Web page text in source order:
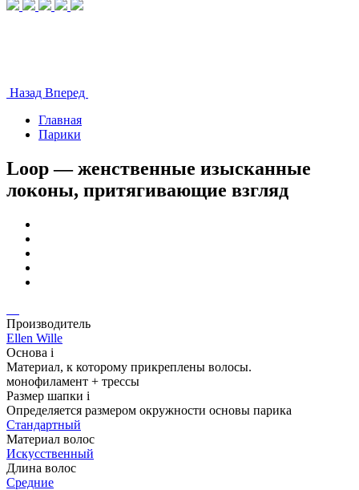
Назад Вперед
Главная
Парики
Loop — женственные изысканные
локоны, притягивающие взгляд
Производитель
Ellen Wille
Основа i
Материал, к которому прикреплены волосы.
монофиламент + трессы
Размер шапки i
Определяется размером окружности основы парика
Стандартный
Материал волос
Искусственный
Длина волос
Средние